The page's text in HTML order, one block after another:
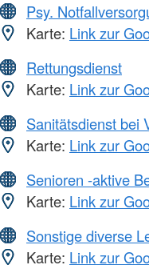
Psy.
Karte: Link zur
Rettungsdienst
Karte: Link zur
Sanitätsdienst bei
Karte: Link zur
Senioren -aktive
Karte: Link zur
Sonstige diverse
Karte: Link zur